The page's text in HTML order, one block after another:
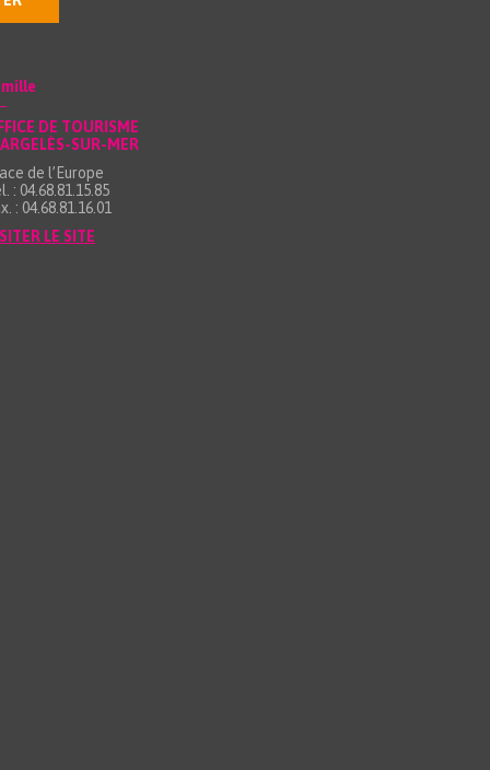
DE TOURISME
SUR-MER
de l’Europe
: 04.68.81.15.85
: 04.68.81.16.01
LE SITE